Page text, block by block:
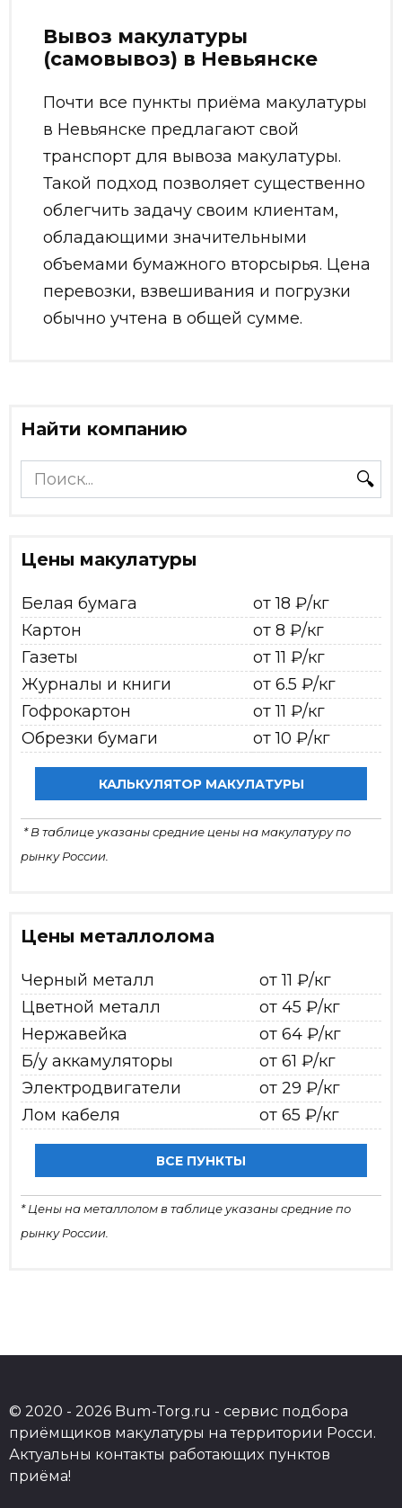
Вывоз макулатуры
(самовывоз) в Невьянске
Почти все пункты приёма макулатуры
в Невьянске предлагают свой
транспорт для вывоза макулатуры.
Такой подход позволяет существенно
облегчить задачу своим клиентам,
обладающими значительными
объемами бумажного вторсырья. Цена
перевозки, взвешивания и погрузки
обычно учтена в общей сумме.
Найти компанию
Search
for:
Цены макулатуры
Белая бумага
от 18 ₽/кг
Картон
от 8 ₽/кг
Газеты
от 11 ₽/кг
Журналы и книги
от 6.5 ₽/кг
Гофрокартон
от 11 ₽/кг
Обрезки бумаги
от 10 ₽/кг
КАЛЬКУЛЯТОР МАКУЛАТУРЫ
* В таблице указаны средние цены на макулатуру по
рынку России.
Цены металлолома
Черный металл
от 11 ₽/кг
Цветной металл
от 45 ₽/кг
Нержавейка
от 64 ₽/кг
Б/у аккамуляторы
от 61 ₽/кг
Электродвигатели
от 29 ₽/кг
Лом кабеля
от 65 ₽/кг
ВСЕ ПУНКТЫ
* Цены на металлолом в таблице указаны средние по
рынку России.
© 2020 - 2026 Bum-Torg.ru - сервис подбора
приёмщиков макулатуры на территории Росси.
Актуальны контакты работающих пунктов
приёма!